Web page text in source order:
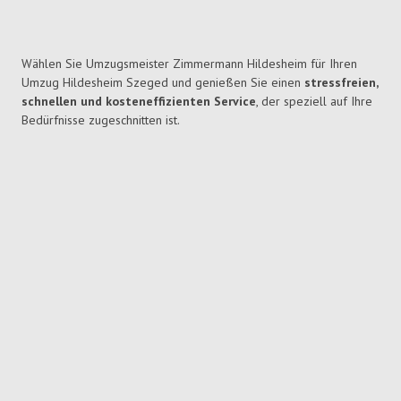
Wählen Sie Umzugsmeister Zimmermann Hildesheim für Ihren
Umzug Hildesheim Szeged und genießen Sie einen stressfreien,
schnellen und kosteneffizienten Service, der speziell auf Ihre
Bedürfnisse zugeschnitten ist.